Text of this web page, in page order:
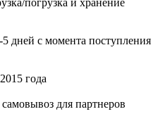
дней с момента поступления
года
для партнеров